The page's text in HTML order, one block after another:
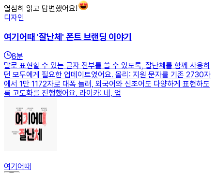
열심히 읽고 답변했어요!
디자인
여기어때 '잘난체' 폰트 브랜딩 이야기
8분
말로 표현할 수 있는 글자 전부를 쓸 수 있도록, 잘난체를 함께 사용하
던 모두에게 필요한 업데이트였어요. 몰리: 지원 문자를 기존 2730자
에서 1만 1172자로 대폭 늘려, 외국어와 신조어도 다양하게 표현하도
록 고도화를 진행했어요. 라이카: 네, 업
여기어때